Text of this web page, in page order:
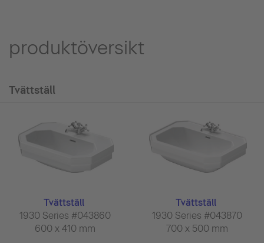
produktöversikt
Tvättställ
Tvättställ
1930 Series #043860
600 x 410 mm
Tvättställ
1930 Series #043870
700 x 500 mm